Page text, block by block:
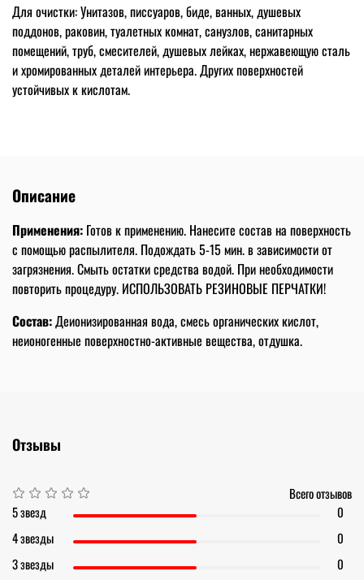
Для очистки: Унитазов, писсуаров, биде, ванных, душевых
поддонов, раковин, туалетных комнат, санузлов, санитарных
помещений, труб, смесителей, душевых лейках, нержавеющую сталь
и хромированных деталей интерьера. Других поверхностей
устойчивых к кислотам.
Описание
Применения: Готов к применению. Нанесите состав на поверхность
с помощью распылителя. Подождать 5-15 мин. в зависимости от
загрязнения. Смыть остатки средства водой. При необходимости
повторить процедуру. ИСПОЛЬЗОВАТЬ РЕЗИНОВЫЕ ПЕРЧАТКИ!
Состав:Деионизированная вода, смесь органических кислот,
неионогенные поверхностно-активные вещества, отдушка.
Отзывы
Всего отзывов
5 звезд
0
4 звезды
0
3 звезды
0